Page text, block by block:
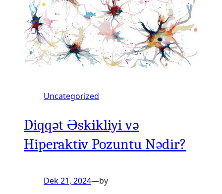
Uncategorized
Diqqət Əskikliyi və
Hiperaktiv Pozuntu Nədir?
Dek 21, 2024—by